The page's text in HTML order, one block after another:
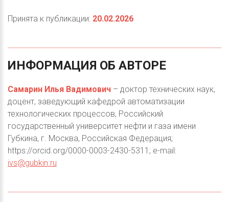
Принята к публикации: 20.02.2026
ИНФОРМАЦИЯ ОБ АВТОРЕ
Самарин Илья Вадимович – доктор технических наук,
доцент, заведующий кафедрой автоматизации
технологических процессов, Российский
государственный университет нефти и газа имени
Губкина, г. Москва, Российская Федерация;
https://orcid.org/0000-0003-2430-5311; e-mail:
ivs@gubkin.ru